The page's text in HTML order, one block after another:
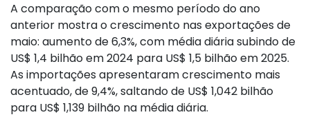
A comparação com o mesmo período do ano
anterior mostra o crescimento nas exportações de
maio: aumento de 6,3%, com média diária subindo de
US$ 1,4 bilhão em 2024 para US$ 1,5 bilhão em 2025.
As importações apresentaram crescimento mais
acentuado, de 9,4%, saltando de US$ 1,042 bilhão
para US$ 1,139 bilhão na média diária.